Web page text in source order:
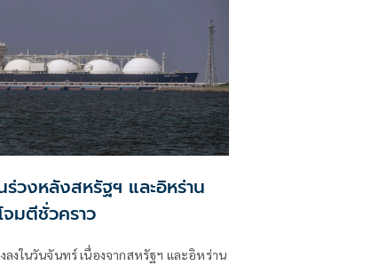
ร่วงหลังสหรัฐฯ และอิหร่าน
จมตีชั่วคราว
ลงในวันจันทร์ เนื่องจากสหรัฐฯ และอิหร่าน